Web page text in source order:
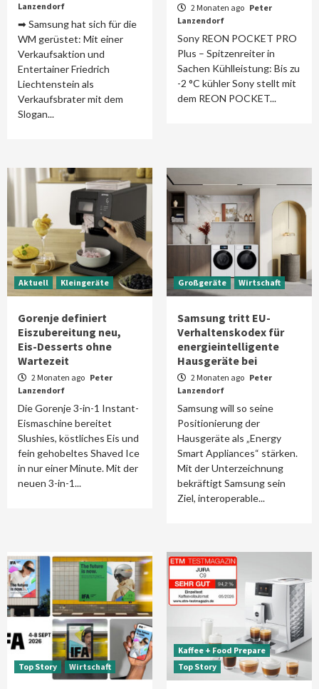
Lanzendorf
➡ Samsung hat sich für die
WM gerüstet: Mit einer
Verkaufsaktion und
Entertainer Friedrich
Liechtenstein als
Verkaufsbrater mit dem
Slogan...
2 Monaten ago Peter
Lanzendorf
Sony REON POCKET PRO
Plus – Spitzenreiter in
Sachen Kühlleistung: Bis zu
-2 °C kühler Sony stellt mit
dem REON POCKET...
Aktuell Kleingeräte
Gorenje definiert
Eiszubereitung neu,
Eis-Desserts ohne
Wartezeit
2 Monaten ago Peter
Lanzendorf
Die Gorenje 3-in-1 Instant-
Eismaschine bereitet
Slushies, köstliches Eis und
fein gehobeltes Shaved Ice
in nur einer Minute. Mit der
neuen 3-in-1...
Großgeräte Wirtschaft
Samsung tritt EU-
Verhaltenskodex für
energieintelligente
Hausgeräte bei
2 Monaten ago Peter
Lanzendorf
Samsung will so seine
Positionierung der
Hausgeräte als „Energy
Smart Appliances“ stärken.
Mit der Unterzeichnung
bekräftigt Samsung sein
Ziel, interoperable...
Top Story Wirtschaft
Kaffee + Food Prepare
Top Story